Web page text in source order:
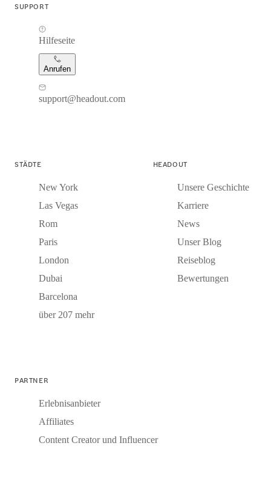
SUPPORT
Hilfeseite
Anrufen
support@headout.com
STÄDTE
New York
Las Vegas
Rom
Paris
London
Dubai
Barcelona
über 207 mehr
HEADOUT
Unsere Geschichte
Karriere
News
Unser Blog
Reiseblog
Bewertungen
PARTNER
Erlebnisanbieter
Affiliates
Content Creator und Influencer